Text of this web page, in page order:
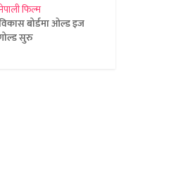
फिल्म
बोर्डमा ओल्ड इज
सुरु